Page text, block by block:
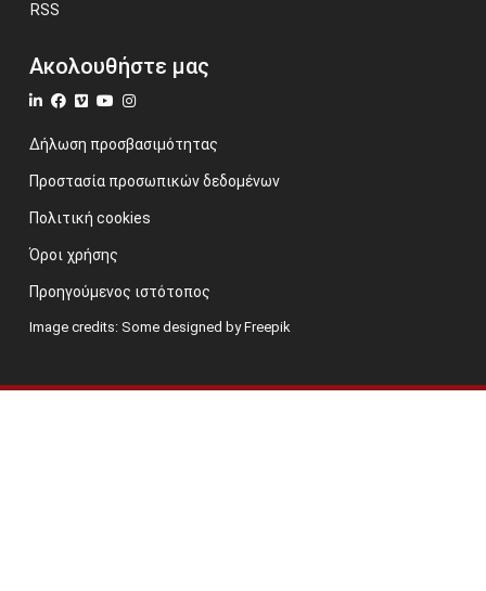
RSS
Ακολουθήστε μας
Δήλωση προσβασιμότητας
Προστασία προσωπικών δεδομένων
Πολιτική cookies
Όροι χρήσης
Προηγούμενος ιστότοπος
Image credits: Some designed by Freepik